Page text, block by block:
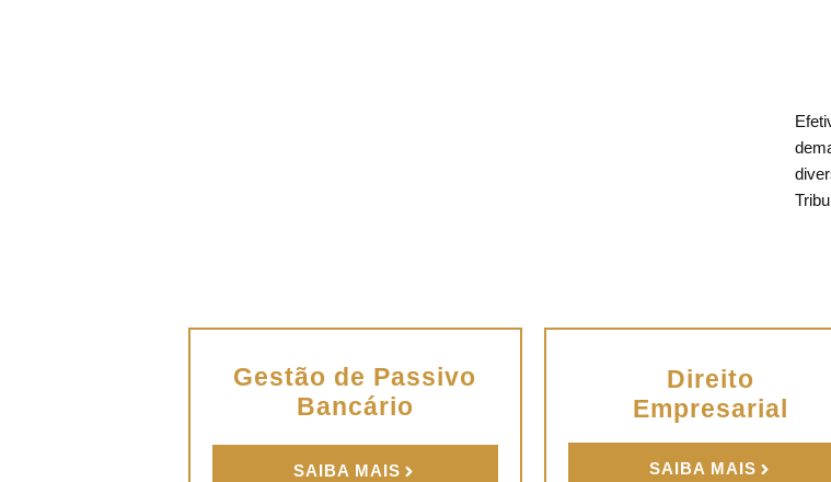
Gestão de Passivo
Bancário
SAIBA MAIS
Direito
Empresarial
SAIBA MAIS